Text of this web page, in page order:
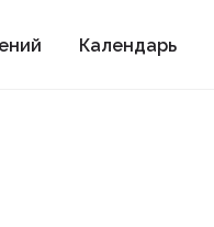
Календарь